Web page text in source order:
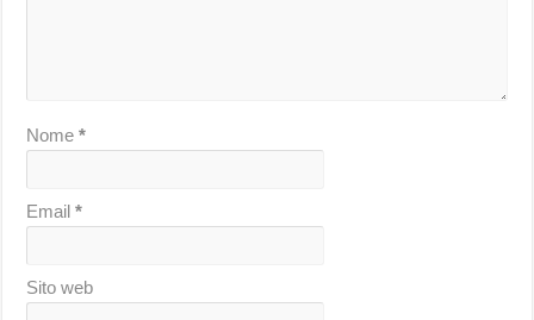
Nome*
Email*
Sito web